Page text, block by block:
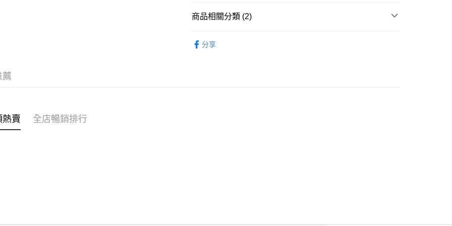
WeChat Pay
送貨方式
商品相關分類 (2)
分享
薦
賣 全店暢銷排行